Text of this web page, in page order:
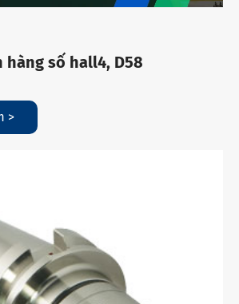
hàng số hall4, D58
>